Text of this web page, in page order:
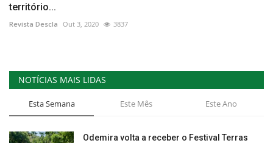
território...
Revista Descla Out 3, 2020 3837
NOTÍCIAS MAIS LIDAS
Esta Semana Este Mês Este Ano
Odemira volta a receber o Festival Terras